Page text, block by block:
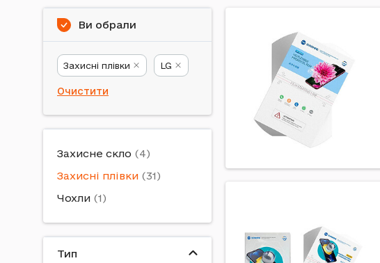
Ви обрали
Захисні плівки LG
Очистити
Захисне скло
Захисні плівки
Чохли
Тип